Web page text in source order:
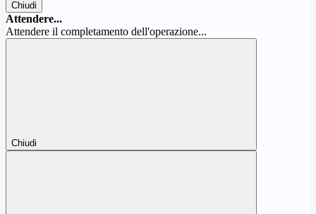
Chiudi
Attendere...
Attendere il completamento dell'operazione...
Chiudi